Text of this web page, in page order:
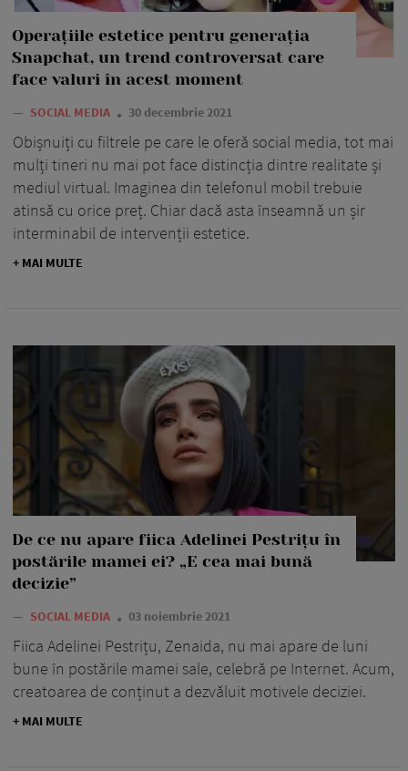
Operațiile estetice pentru generația
Snapchat, un trend controversat care
face valuri în acest moment
— SOCIAL MEDIA 30 decembrie 2021
Obișnuiți cu filtrele pe care le oferă social media, tot mai
mulți tineri nu mai pot face distincția dintre realitate și
mediul virtual. Imaginea din telefonul mobil trebuie
atinsă cu orice preț. Chiar dacă asta înseamnă un șir
interminabil de intervenții estetice.
+ MAI MULTE
De ce nu apare fiica Adelinei Pestrițu în
postările mamei ei? „E cea mai bună
decizie”
— SOCIAL MEDIA 03 noiembrie 2021
Fiica Adelinei Pestrițu, Zenaida, nu mai apare de luni
bune în postările mamei sale, celebră pe Internet. Acum,
creatoarea de conținut a dezvăluit motivele deciziei.
+ MAI MULTE